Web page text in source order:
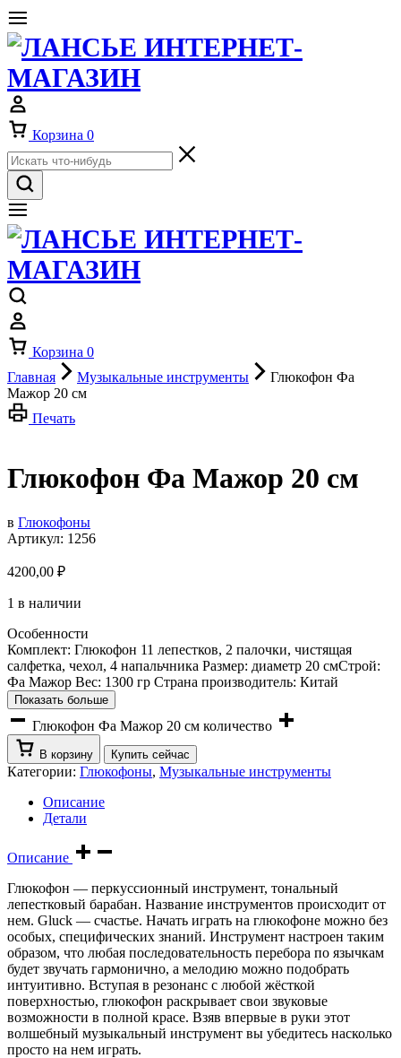
Корзина 0
Корзина 0
Главная
Музыкальные инструменты
Глюкофон Фа
Мажор 20 см
Печать
Глюкофон Фа Мажор 20 см
в Глюкофоны
Артикул: 1256
4200,00 ₽
1 в наличии
Особенности
Комплект: Глюкофон 11 лепестков, 2 палочки, чистящая
салфетка, чехол, 4 напальчника Размер: диаметр 20 смСтрой:
Фа Мажор Вес: 1300 гр Страна производитель: Китай
Показать больше
Глюкофон Фа Мажор 20 см количество
В корзину Купить сейчас
Категории: Глюкофоны, Музыкальные инструменты
Описание
Детали
Описание
Глюкофон — перкуссионный инструмент, тональный
лепестковый барабан. Название инструментов происходит от
нем. Gluck — счастье. Начать играть на глюкофоне можно без
особых, специфических знаний. Инструмент настроен таким
образом, что любая последовательность перебора по язычкам
будет звучать гармонично, а мелодию можно подобрать
интуитивно. Вступая в резонанс с любой жёсткой
поверхностью, глюкофон раскрывает свои звуковые
возможности в полной красе. Взяв впервые в руки этот
волшебный музыкальный инструмент вы убедитесь насколько
просто на нем играть.